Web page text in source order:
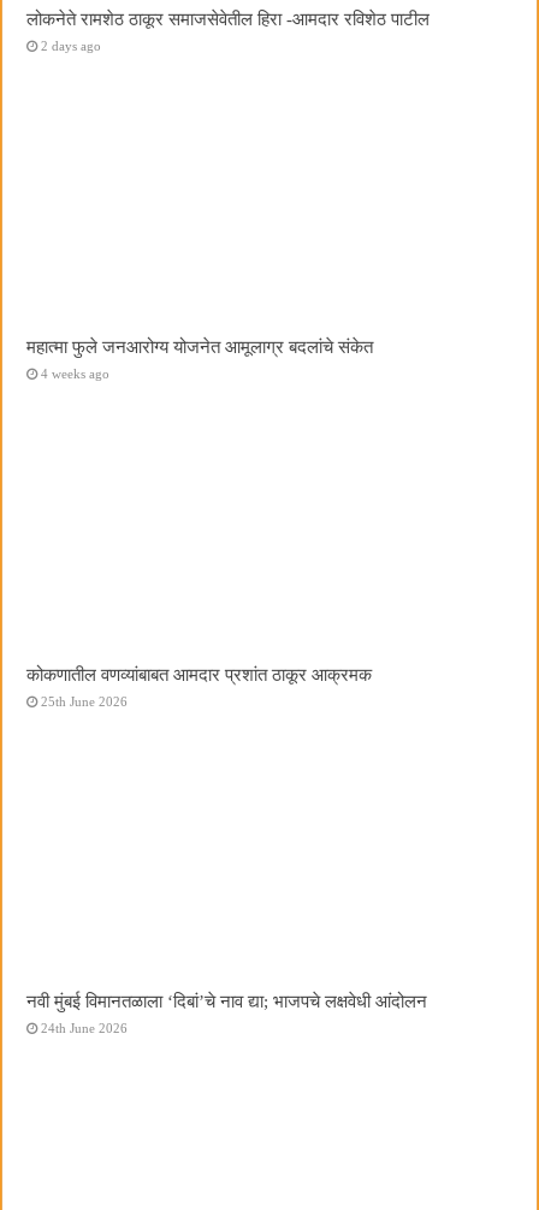
लोकनेते रामशेठ ठाकूर समाजसेवेतील हिरा -आमदार रविशेठ पाटील
2 days ago
महात्मा फुले जनआरोग्य योजनेत आमूलाग्र बदलांचे संकेत
4 weeks ago
कोकणातील वणव्यांबाबत आमदार प्रशांत ठाकूर आक्रमक
25th June 2026
नवी मुंबई विमानतळाला ‌‘दिबां‌’चे नाव द्या; भाजपचे लक्षवेधी आंदोलन
24th June 2026